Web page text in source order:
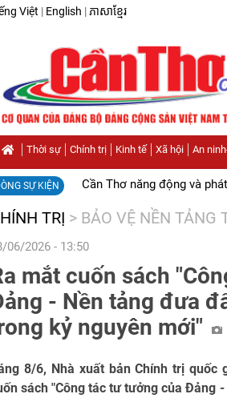
Việt | English | ភាសាខ្មែរ
Thời sự Chính trị Kinh tế Xã hội An
SỰ KIỆN Cần Thơ năng động và
TRỊ > BẢO VỆ NỀN TẢNG
06/2026 - 13:50
mắt cuốn sách
- Nền tảng đưa
kỷ nguyên mới"
8/6, Nhà xuất bản Chính trị
sách "Công tác tư tưởng của Đảng